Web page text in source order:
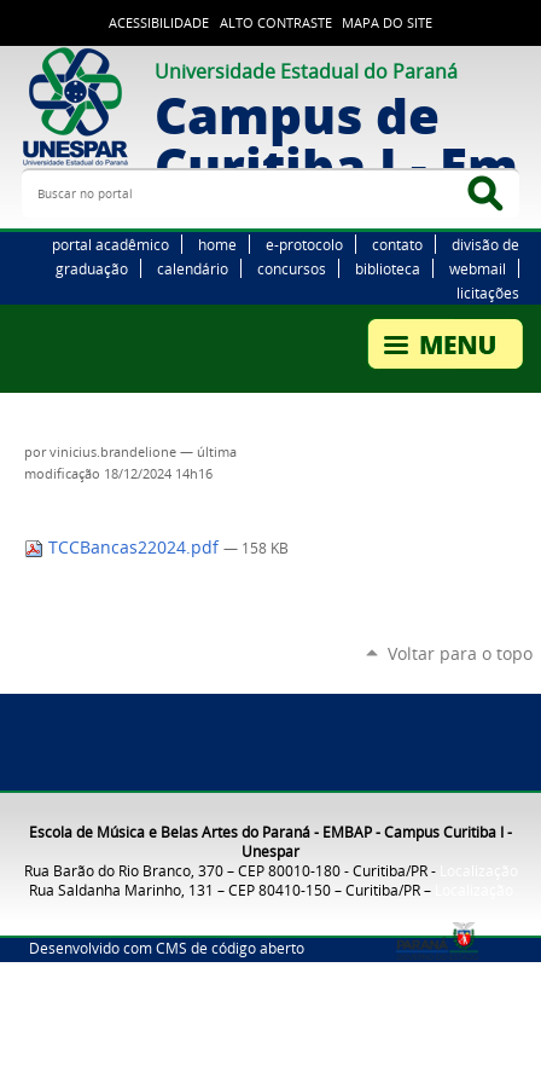
ACESSIBILIDADE ALTO CONTRASTE MAPA DO SITE
Universidade Estadual do Paraná
Campus de
Curitiba I -
Buscar no portal
portal acadêmico home e-protocolo contato
divisão de
graduação
calendário concursos biblioteca
webmail
licitações
porvinicius.brandelione — última
modificação 18/12/2024 14h16
TCCBancas22024.pdf — 158 KB
Voltar para o topo
Escola de Música e Belas Artes do Paraná - EMBAP - Campus Curitiba I -
Unespar
Rua Barão do Rio Branco, 370 – CEP 80010-180 - Curitiba/PR -
Rua Saldanha Marinho, 131 – CEP 80410-150 – Curitiba/PR –
Desenvolvido com CMS de código aberto